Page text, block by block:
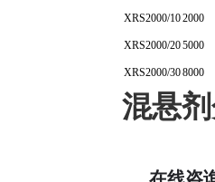
XRS2000/102000
XRS2000/205000
XRS2000/308000
混悬